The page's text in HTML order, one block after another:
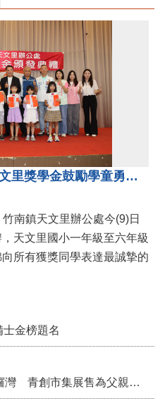
地方各界齊心支持教育 天文里獎學金鼓勵學童勇敢追夢
天文里國小一年級至六年級
所有獲獎同學表達最誠摯的
金榜題名
3對3戰鬥陀螺團體賽決戰銅鑼灣 青創市集展售為父親節增添繽紛